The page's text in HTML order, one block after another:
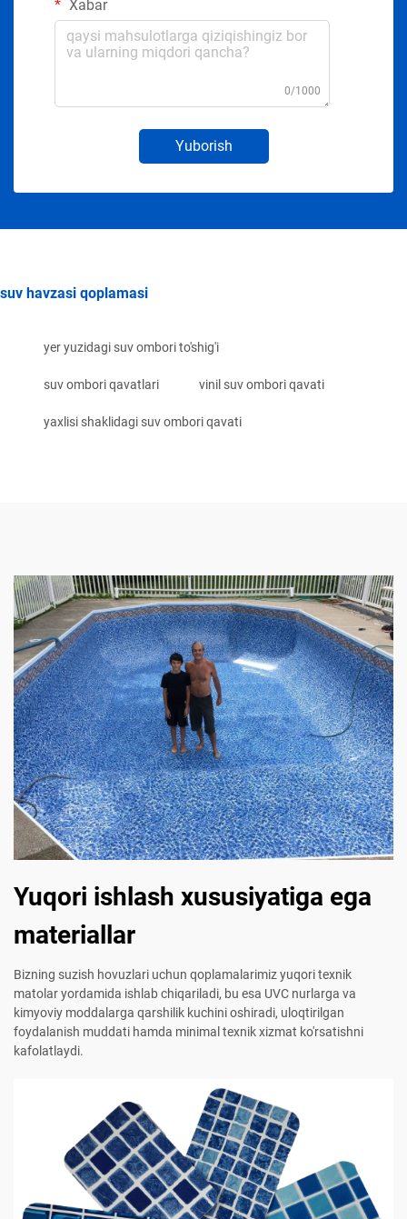
Xabar
0/1000
Yuborish
suv havzasi qoplamasi
yer yuzidagi suv ombori to'shig'i
suv ombori qavatlari vinil suv ombori qavati
yaxlisi shaklidagi suv ombori qavati
Yuqori ishlash xususiyatiga ega
materiallar
Bizning suzish hovuzlari uchun qoplamalarimiz yuqori texnik
matolar yordamida ishlab chiqariladi, bu esa UVC nurlarga va
kimyoviy moddalarga qarshilik kuchini oshiradi, uloqtirilgan
foydalanish muddati hamda minimal texnik xizmat ko'rsatishni
kafolatlaydi.